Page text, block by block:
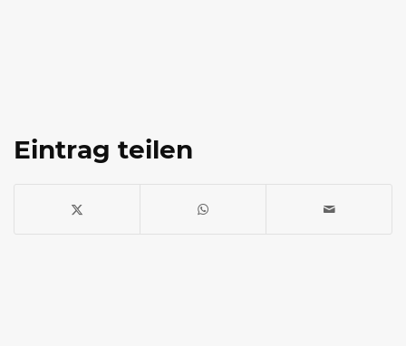
Eintrag teilen